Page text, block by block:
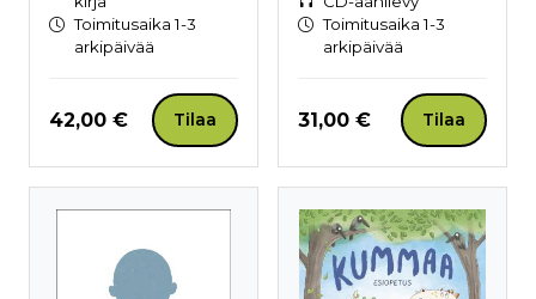
Toimitusaika 1-3
arkipäivää
Hinta nyt
42,00 € Tilaa
Toimitusaika 1-3
arkipäivää
Hinta nyt
31,00 € Tilaa